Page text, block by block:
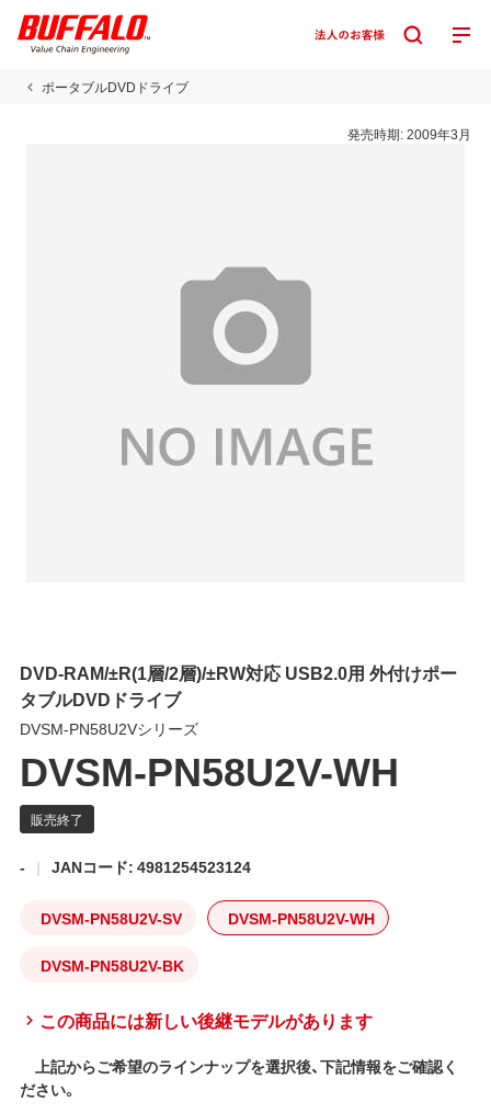
ポータブルDVDドライブ
発売時期:2009年3月
DVD-RAM/±R(1層/2層)/±RW対応 USB2.0用 外付けポー
タブルDVDドライブ
DVSM-PN58U2Vシリーズ
DVSM-PN58U2V-WH
- JANコード: 4981254523124
DVSM-PN58U2V-SV DVSM-PN58U2V-WH
DVSM-PN58U2V-BK
この商品には新しい後継モデルがあります
上記からご希望のラインナップを選択後、下記情報をご確認く
ださい。